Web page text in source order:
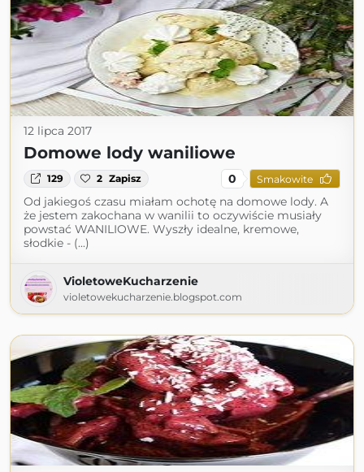
12 lipca 2017
Domowe lody waniliowe
129 2 Zapisz 0 Smakowite
Od jakiegoś czasu miałam ochotę na domowe lody. A
że jestem zakochana w wanilii to oczywiście musiały
powstać WANILIOWE. Wyszły idealne, kremowe,
słodkie - (...)
VioletoweKucharzenie
violetowekucharzenie.blogspot.com